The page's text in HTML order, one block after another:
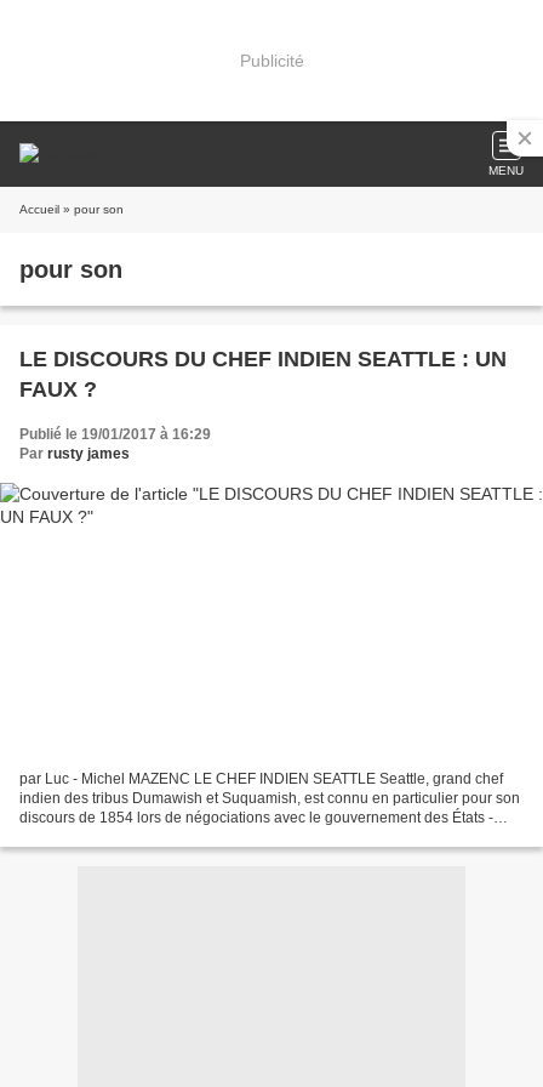
Publicité
MENU
Accueil » pour son
pour son
LE DISCOURS DU CHEF INDIEN SEATTLE : UN
FAUX ?
Publié le 19/01/2017 à 16:29
Par rusty james
par Luc - Michel MAZENC LE CHEF INDIEN SEATTLE Seattle, grand chef
indien des tribus Dumawish et Suquamish, est connu en particulier pour son
discours de 1854 lors de négociations avec le gouvernement des États -